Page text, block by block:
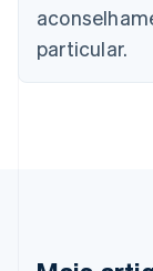
particular.
简体中文
Chipre
Croácia